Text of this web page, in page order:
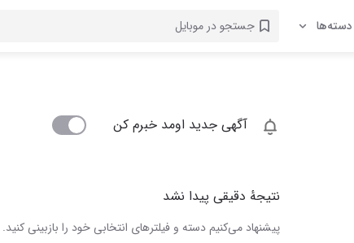
دسته‌ها
آگهی جدید اومد خبرم کن
نتیجهٔ دقیقی پیدا نشد
پیشنهاد می‌کنیم دسته و فیلترهای انتخابی خود را بازبینی کنید.